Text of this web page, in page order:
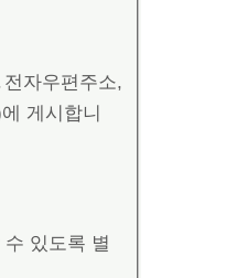
자우편주소,
게시합니
있도록 별